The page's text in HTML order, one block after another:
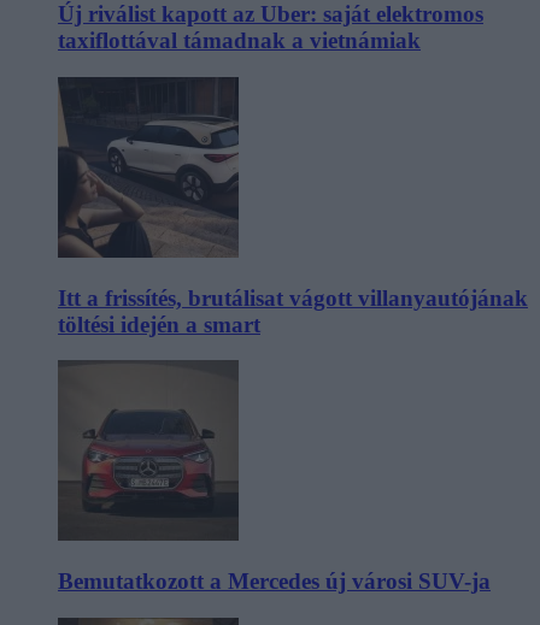
Új riválist kapott az Uber: saját elektromos
taxiflottával támadnak a vietnámiak
Itt a frissítés, brutálisat vágott villanyautójának
töltési idején a smart
Bemutatkozott a Mercedes új városi SUV-ja